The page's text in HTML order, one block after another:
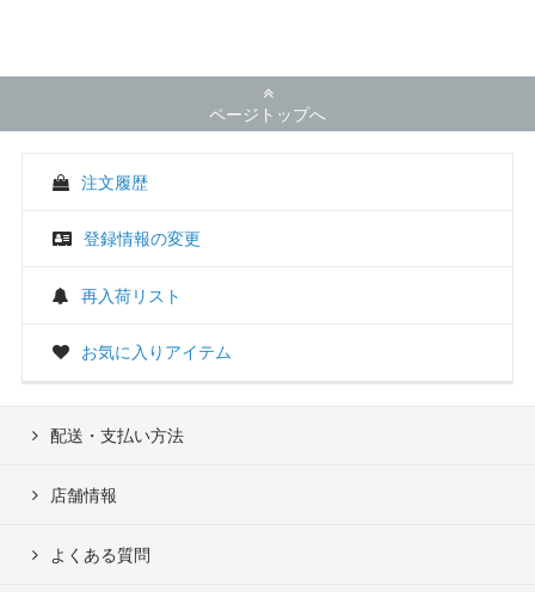
ページトップへ
注文履歴
登録情報の変更
再入荷リスト
お気に入りアイテム
配送・支払い方法
店舗情報
よくある質問